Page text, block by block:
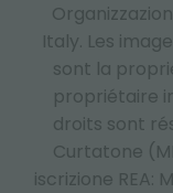
Italy. Les
sont la
propriétaire
droits sont
Curtatone
iscrizione REA: